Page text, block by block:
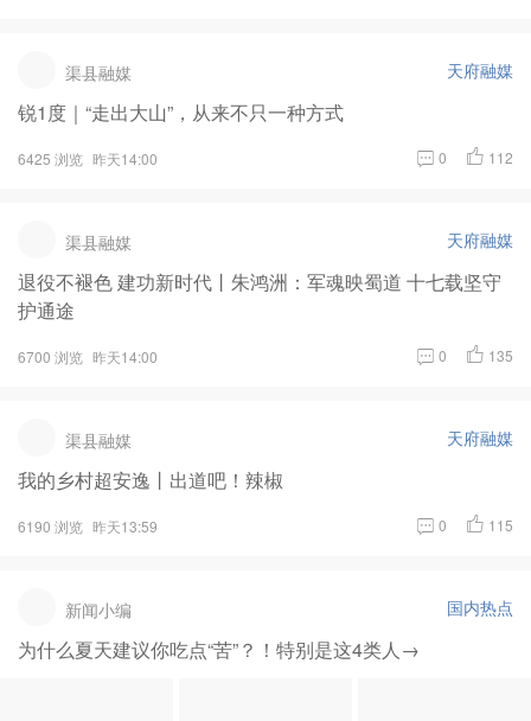
渠县融媒 天府融媒
锐1度｜“走出大山”，从来不只一种方式
6425 浏览 昨天14:00 0 112
渠县融媒 天府融媒
退役不褪色 建功新时代丨朱鸿洲：军魂映蜀道 十七载坚守
护通途
6700 浏览 昨天14:00 0 135
渠县融媒 天府融媒
我的乡村超安逸丨出道吧！辣椒
6190 浏览 昨天13:59 0 115
新闻小编 国内热点
为什么夏天建议你吃点“苦”？！特别是这4类人→